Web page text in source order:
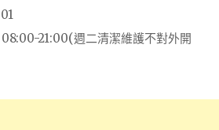
21:00(週二清潔維護不對外開